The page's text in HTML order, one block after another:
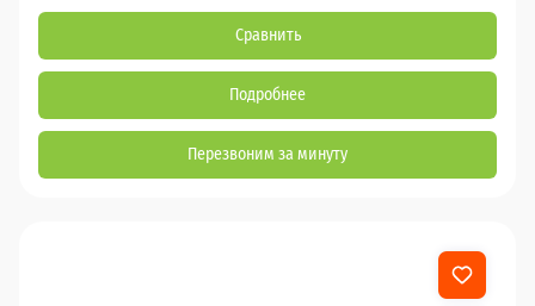
Сравнить
Подробнее
Перезвоним за минуту